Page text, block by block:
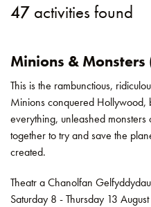
47 activities found
Minions & Monsters
This is the rambunctious,
Minions conquered Hollywood,
everything, unleashed
together to try and save the
created.
Theatr a Chanolfan
Saturday 8 - Thursday 13